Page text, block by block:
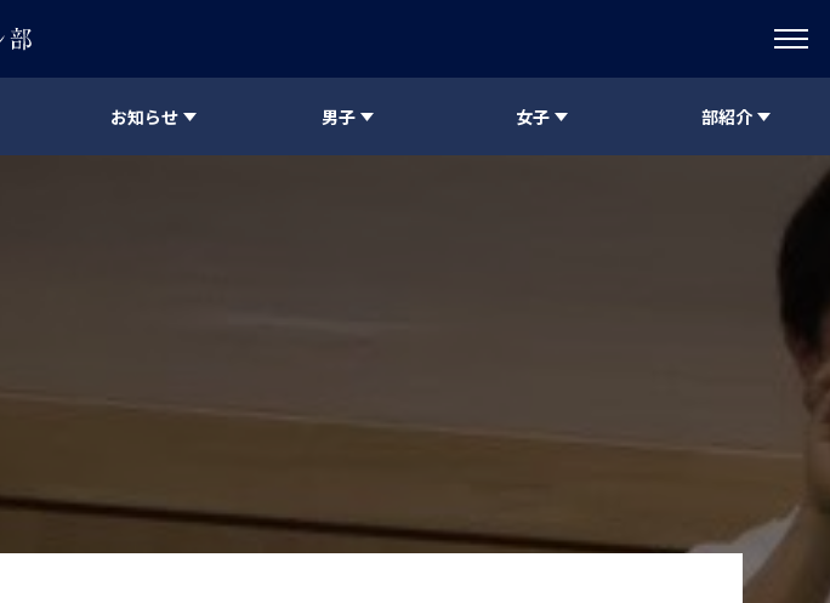
Volleyball Teamお知らせ 男子 女子 部紹介